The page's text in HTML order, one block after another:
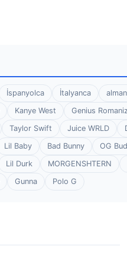
İspanyolca İtalyanca
Kanye West
Genius
Taylor Swift Juice WRLD
Lil Baby Bad Bunny
OG
Lil Durk
MORGENSHTERN
Gunna Polo G